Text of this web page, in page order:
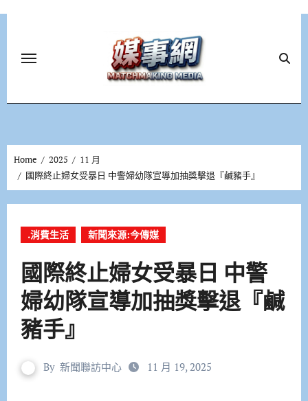
Home 2025
11 月
國際終止婦女受暴日 中警婦幼隊宣導加抽獎擊退『鹹豬手』
.消費生活 新聞來源:今傳媒
國際終止婦女受暴日 中警
婦幼隊宣導加抽獎擊退『鹹
豬手』
By 新聞聯訪中心 11 月 19, 2025